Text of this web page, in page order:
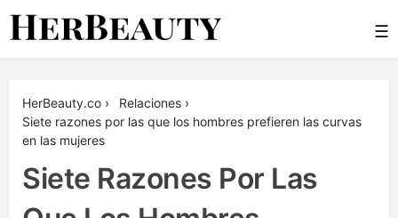
Skip
☰
HerBeauty.co › Relaciones ›
Siete razones por las que los hombres prefieren las curvas
en las mujeres
Siete Razones Por Las